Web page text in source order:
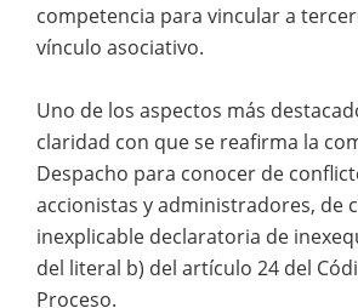
competencia para vincular a
vínculo asociativo.
Uno de los aspectos más
claridad con que se reafirma la
Despacho para conocer de
accionistas y administradores, de
inexplicable declaratoria de
del literal b) del artículo 24 del
Proceso.